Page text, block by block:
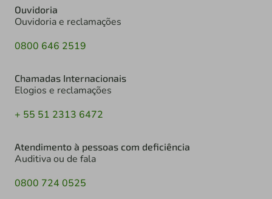
Ouvidoria
Ouvidoria e reclamações
0800 646 2519
Chamadas Internacionais
Elogios e reclamações
+ 55 51 2313 6472
Atendimento à pessoas com deficiência
Auditiva ou de fala
0800 724 0525